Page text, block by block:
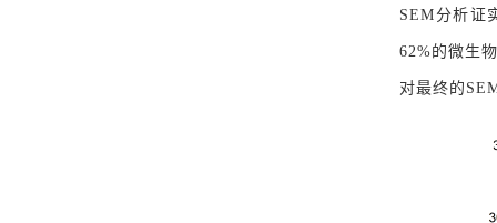
SEM分析证
62%的微生
对最终的